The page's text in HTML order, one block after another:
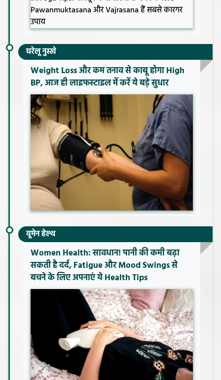
घरेलू नुस्खे
Weight Loss और कम तनाव से काबू होगा High
BP, आज ही लाइफस्टाइल में करें ये बड़े सुधार
वूमेन हेल्थ
Women Health: सावधान! पानी की कमी बढ़ा
सकती है दर्द, Fatigue और Mood Swings से
बचने के लिए अपनाएं ये Health Tips